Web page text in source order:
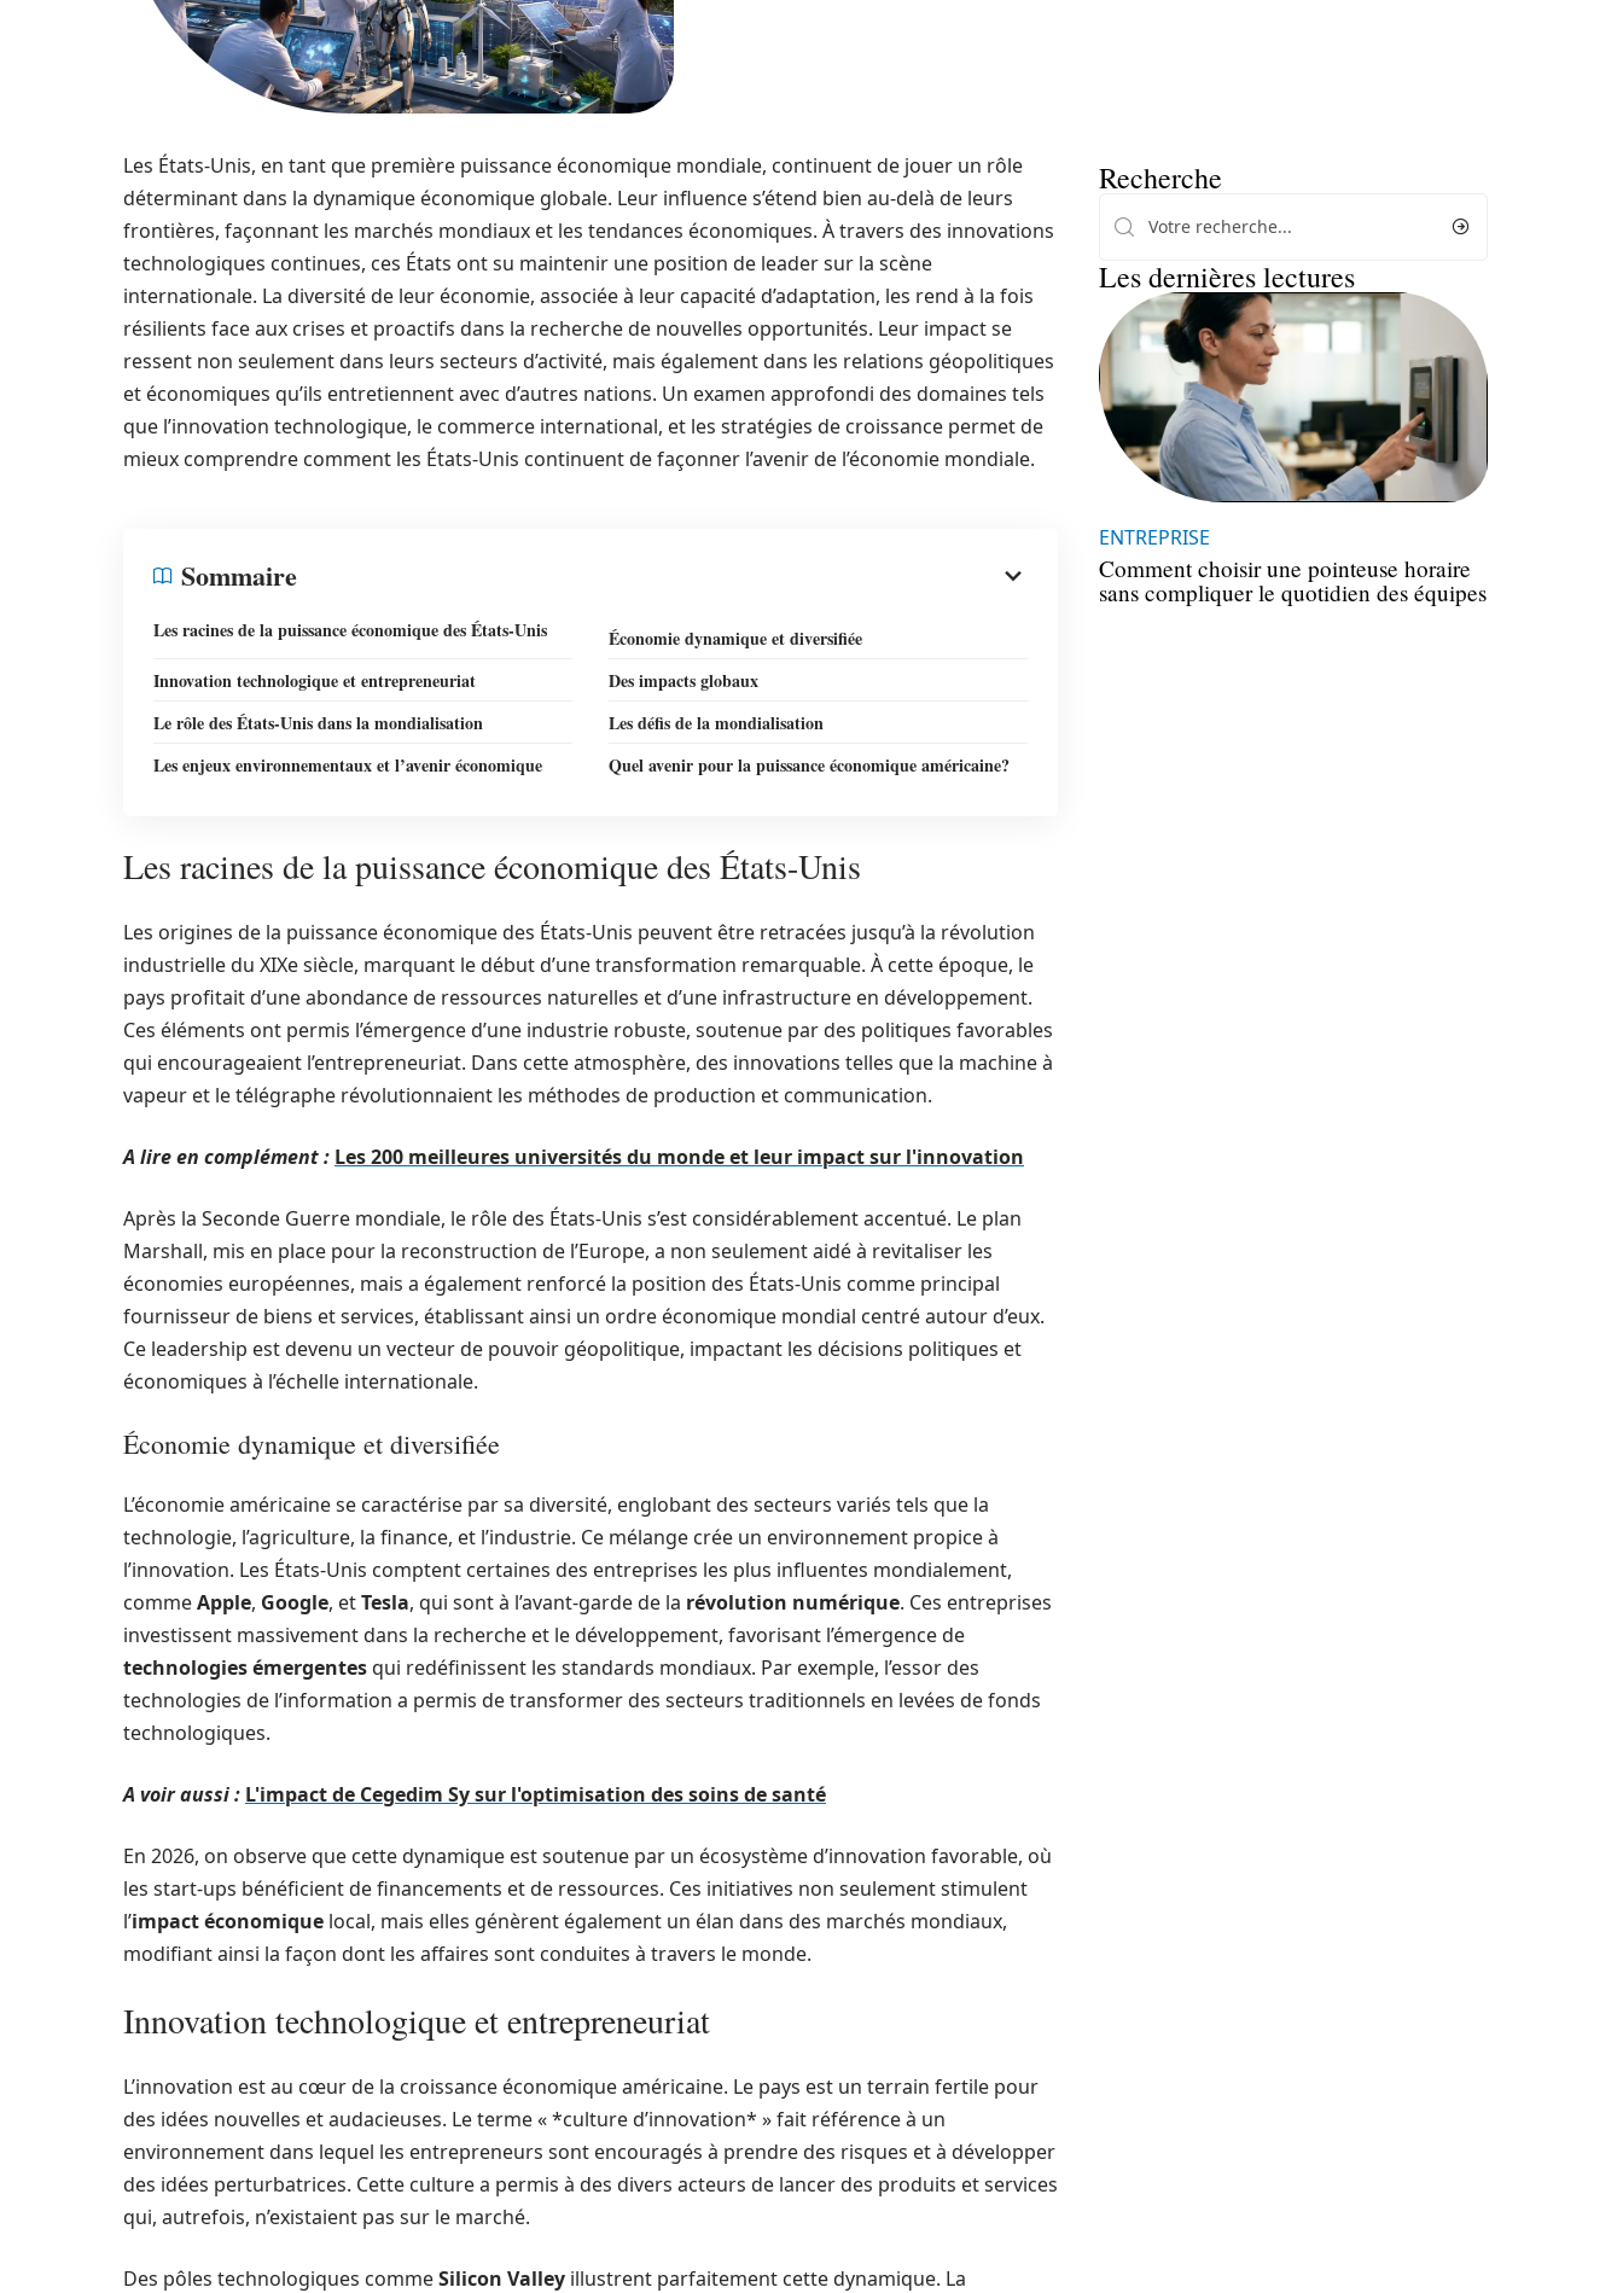
Les États-Unis, en tant que première puissance économique mondiale, continuent de jouer un rôle
déterminant dans la dynamique économique globale. Leur influence s’étend bien au-delà de leurs
frontières, façonnant les marchés mondiaux et les tendances économiques. À travers des innovations
technologiques continues, ces États ont su maintenir une position de leader sur la scène
internationale. La diversité de leur économie, associée à leur capacité d’adaptation, les rend à la fois
résilients face aux crises et proactifs dans la recherche de nouvelles opportunités. Leur impact se
ressent non seulement dans leurs secteurs d’activité, mais également dans les relations géopolitiques
et économiques qu’ils entretiennent avec d’autres nations. Un examen approfondi des domaines tels
que l’innovation technologique, le commerce international, et les stratégies de croissance permet de
mieux comprendre comment les États-Unis continuent de façonner l’avenir de l’économie mondiale.
Sommaire
Les racines de la puissance économique des États-Unis
Économie dynamique et diversifiée
Innovation technologique et entrepreneuriat
Des impacts globaux
Le rôle des États-Unis dans la mondialisation
Les défis de la mondialisation
Les enjeux environnementaux et l’avenir économique
Quel avenir pour la puissance économique américaine?
Les racines de la puissance économique des États-Unis
Les origines de la puissance économique des États-Unis peuvent être retracées jusqu’à la révolution
industrielle du XIXe siècle, marquant le début d’une transformation remarquable. À cette époque, le
pays profitait d’une abondance de ressources naturelles et d’une infrastructure en développement.
Ces éléments ont permis l’émergence d’une industrie robuste, soutenue par des politiques favorables
qui encourageaient l’entrepreneuriat. Dans cette atmosphère, des innovations telles que la machine à
vapeur et le télégraphe révolutionnaient les méthodes de production et communication.
A lire en complément : Les 200 meilleures universités du monde et leur impact sur l'innovation
Après la Seconde Guerre mondiale, le rôle des États-Unis s’est considérablement accentué. Le plan
Marshall, mis en place pour la reconstruction de l’Europe, a non seulement aidé à revitaliser les
économies européennes, mais a également renforcé la position des États-Unis comme principal
fournisseur de biens et services, établissant ainsi un ordre économique mondial centré autour d’eux.
Ce leadership est devenu un vecteur de pouvoir géopolitique, impactant les décisions politiques et
économiques à l’échelle internationale.
Économie dynamique et diversifiée
L’économie américaine se caractérise par sa diversité, englobant des secteurs variés tels que la
technologie, l’agriculture, la finance, et l’industrie. Ce mélange crée un environnement propice à
l’innovation. Les États-Unis comptent certaines des entreprises les plus influentes mondialement,
commeApple, Google, etTesla, qui sont à l’avant-garde de la révolution numérique. Ces entreprises
investissent massivement dans la recherche et le développement, favorisant l’émergence de
technologies émergentesqui redéfinissent les standards mondiaux. Par exemple, l’essor des
technologies de l’information a permis de transformer des secteurs traditionnels en levées de fonds
technologiques.
A voir aussi : L'impact de Cegedim Sy sur l'optimisation des soins de santé
En 2026, on observe que cette dynamique est soutenue par un écosystème d’innovation favorable, où
les start-ups bénéficient de financements et de ressources. Ces initiatives non seulement stimulent
l’impact économique local, mais elles génèrent également un élan dans des marchés mondiaux,
modifiant ainsi la façon dont les affaires sont conduites à travers le monde.
Innovation technologique et entrepreneuriat
L’innovation est au cœur de la croissance économique américaine. Le pays est un terrain fertile pour
des idées nouvelles et audacieuses. Le terme « *culture d’innovation* » fait référence à un
environnement dans lequel les entrepreneurs sont encouragés à prendre des risques et à développer
des idées perturbatrices. Cette culture a permis à des divers acteurs de lancer des produits et services
qui, autrefois, n’existaient pas sur le marché.
Des pôles technologiques commeSilicon Valley illustrent parfaitement cette dynamique. La
Recherche
Les dernières lectures
ENTREPRISE
Comment choisir une pointeuse horaire
sans compliquer le quotidien des équipes